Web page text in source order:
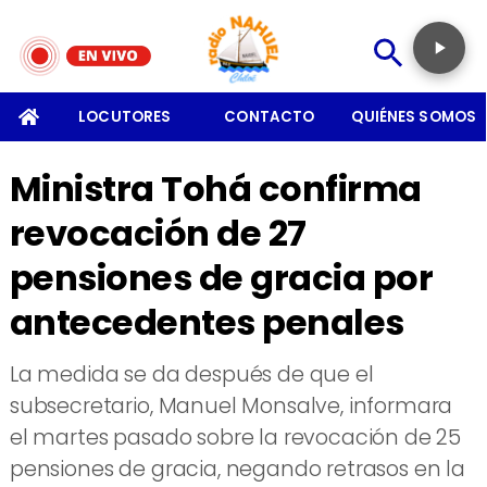
LOCUTORES CONTACTO QUIÉNES SOMOS
Ministra Tohá confirma
revocación de 27
pensiones de gracia por
antecedentes penales
​La medida se da después de que el
subsecretario, Manuel Monsalve, informara
el martes pasado sobre la revocación de 25
pensiones de gracia, negando retrasos en la